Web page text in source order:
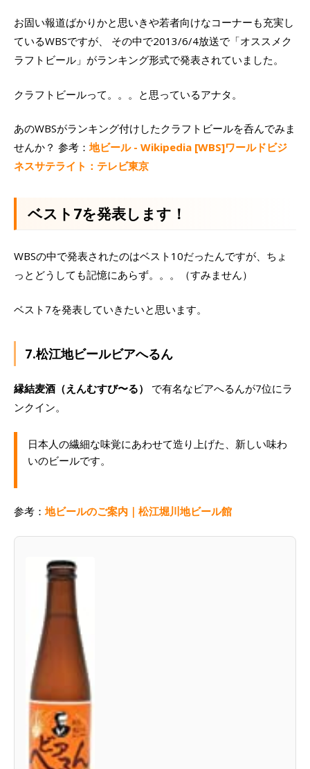
お固い報道ばかりかと思いきや若者向けなコーナーも充実し
ているWBSですが、 その中で2013/6/4放送で「オススメク
ラフトビール」がランキング形式で発表されていました。
クラフトビールって。。。と思っているアナタ。
あのWBSがランキング付けしたクラフトビールを呑んでみま
せんか？ 参考：地ビール - Wikipedia [WBS]ワールドビジ
ネスサテライト：テレビ東京
ベスト7を発表します！
WBSの中で発表されたのはベスト10だったんですが、ちょ
っとどうしても記憶にあらず。。。（すみません）
ベスト7を発表していきたいと思います。
7.松江地ビールビアへるん
縁結麦酒（えんむすび〜る）
で有名なビアへるんが7位にラ
ンクイン。
日本人の繊細な味覚にあわせて造り上げた、新しい味わ
いのビールです。
参考：地ビールのご案内｜松江堀川地ビール館